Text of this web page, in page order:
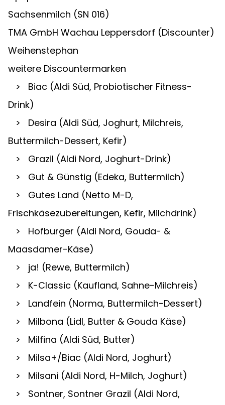
Sachsenmilch (SN 016)
TMA GmbH Wachau Leppersdorf (Discounter)
Weihenstephan
weitere Discountermarken
Drink)
Buttermilch-Dessert, Kefir)
   >   Grazil (Aldi Nord, Joghurt-Drink)
   >   Gut & Günstig (Edeka, Buttermilch)
Frischkäsezubereitungen, Kefir, Milchdrink)
Maasdamer-Käse)
   >   ja! (Rewe, Buttermilch)
   >   K-Classic (Kaufland, Sahne-Milchreis)
   >   Landfein (Norma, Buttermilch-Dessert)
   >   Milbona (Lidl, Butter & Gouda Käse)
   >   Milfina (Aldi Süd, Butter)
   >   Milsa+/Biac (Aldi Nord, Joghurt)
   >   Milsani (Aldi Nord, H-Milch, Joghurt)